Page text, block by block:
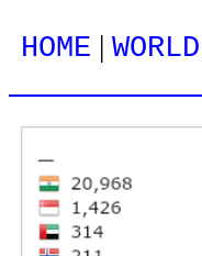
HOME |